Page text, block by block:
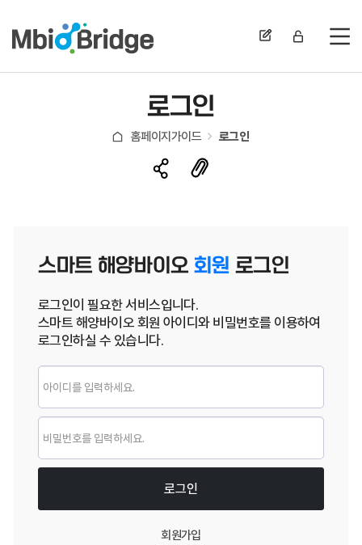
전
로그인
홈페이지가이드 로그인
스마트 해양바이오 회원 로그인
로그인이 필요한 서비스입니다.
스마트 해양바이오 회원 아이디와 비밀번호를 이용하여
로그인하실 수 있습니다.
로그인
로그인
회원가입